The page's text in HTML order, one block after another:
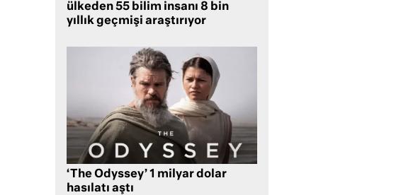
ülkeden 55 bilim insanı 8 bin
yıllık geçmişi araştırıyor
‘The Odyssey’ 1 milyar dolar
hasılatı aştı